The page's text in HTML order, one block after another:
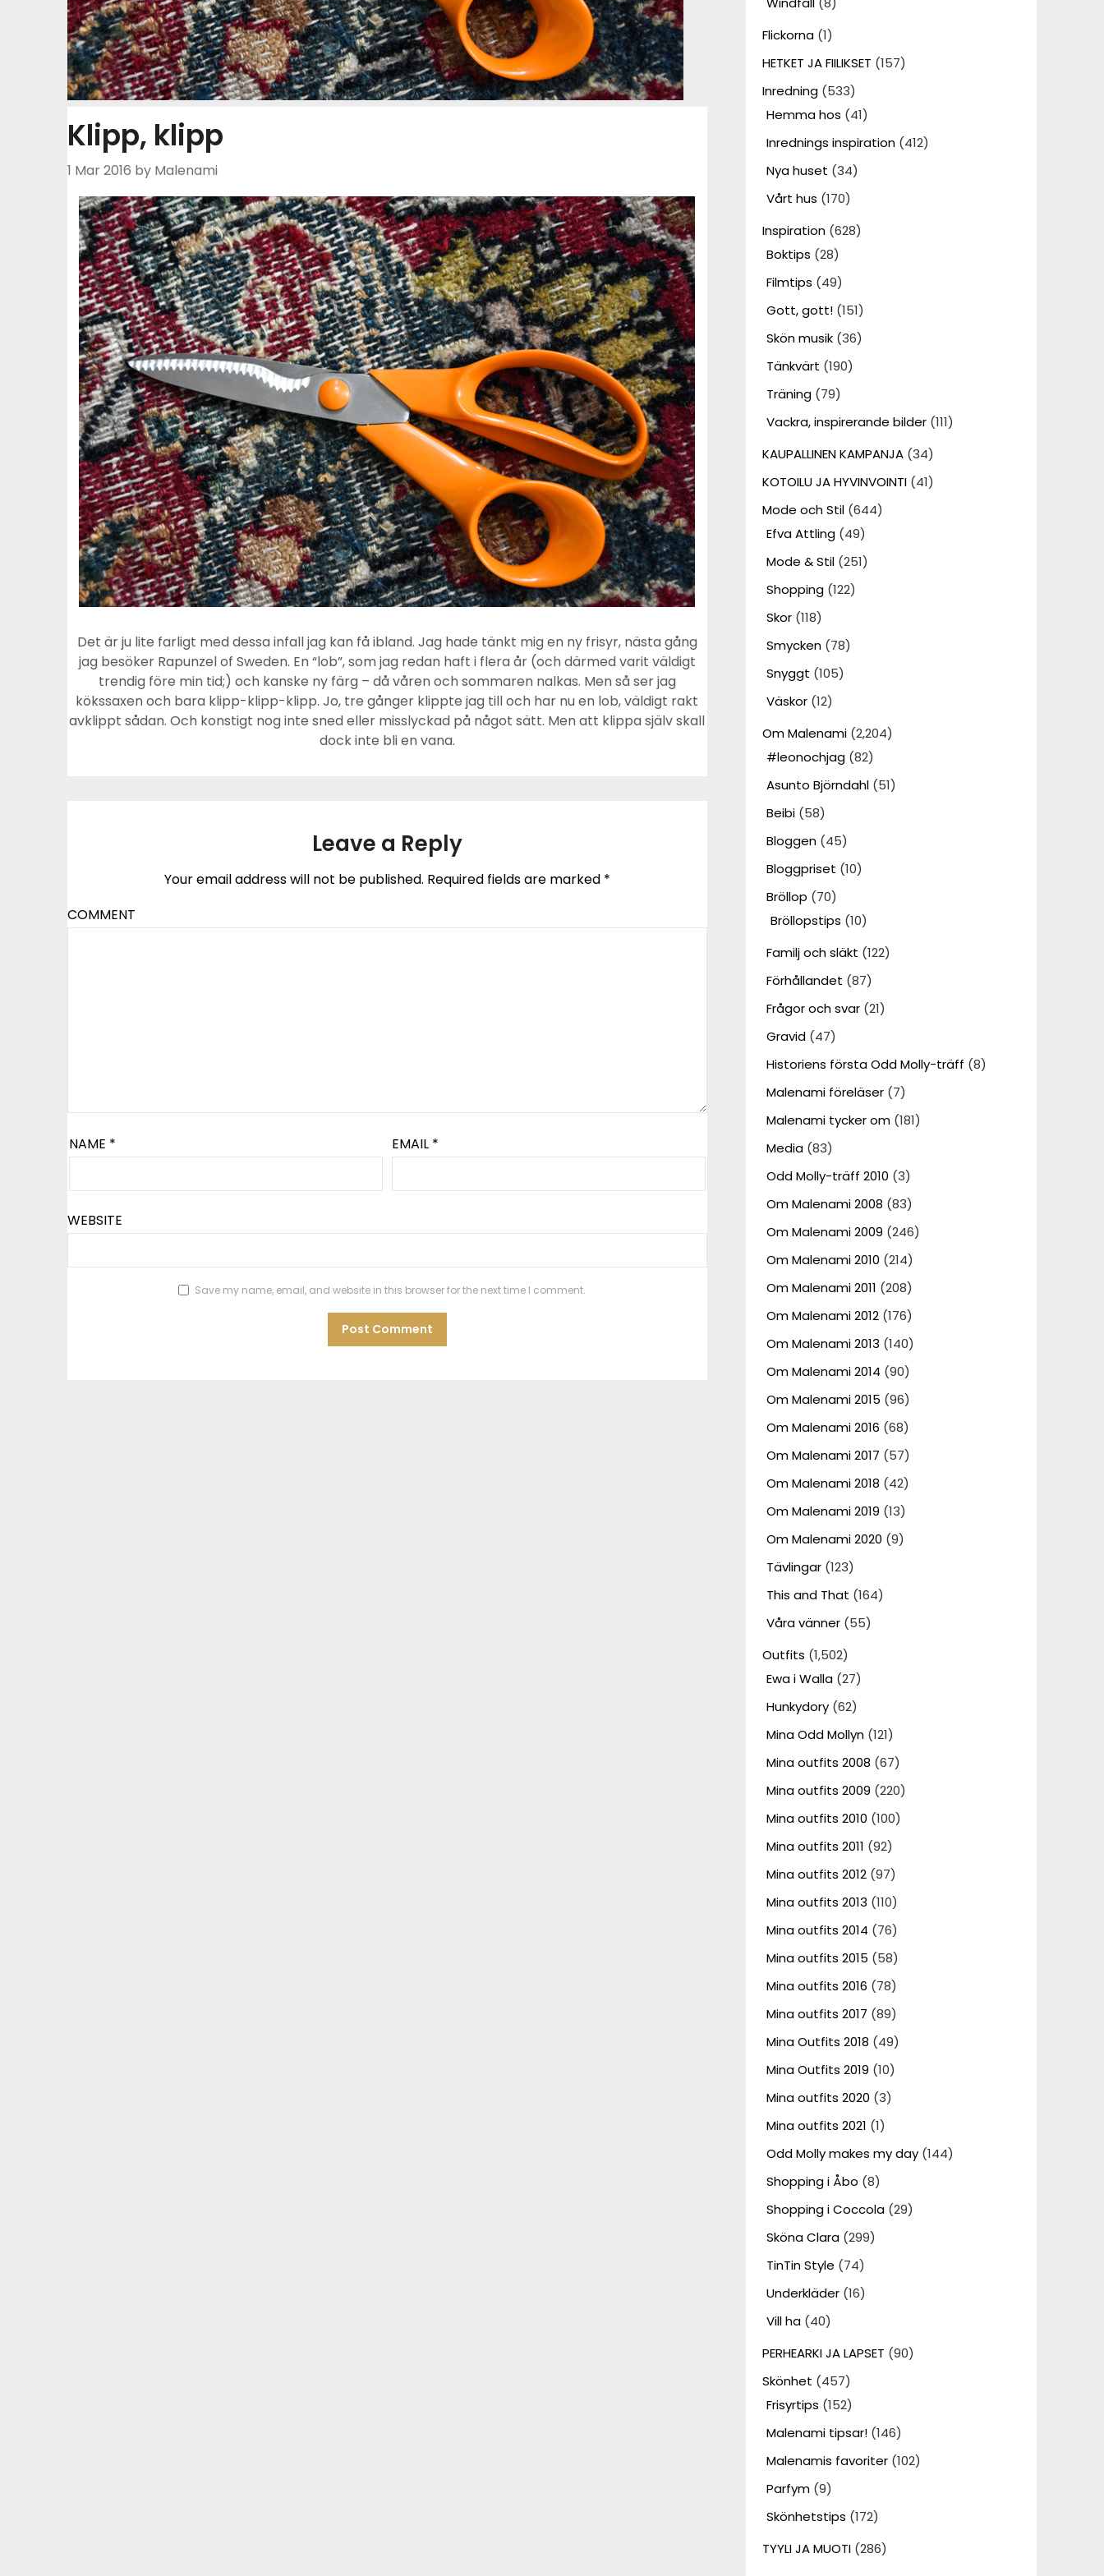
Klipp, klipp
1 Mar 2016 by Malenami
Det är ju lite farligt med dessa infall jag kan få ibland. Jag hade tänkt mig en ny frisyr, nästa gång
jag besöker Rapunzel of Sweden. En “lob”, som jag redan haft i flera år (och därmed varit väldigt
trendig före min tid;) och kanske ny färg – då våren och sommaren nalkas. Men så ser jag
kökssaxen och bara klipp-klipp-klipp. Jo, tre gånger klippte jag till och har nu en lob, väldigt rakt
avklippt sådan. Och konstigt nog inte sned eller misslyckad på något sätt. Men att klippa själv skall
dock inte bli en vana.
Leave a Reply
Your email address will not be published. Required fields are marked *
COMMENT
NAME * EMAIL *
WEBSITE
Save my name, email, and website in this browser for the next time I comment.
Flickorna(1)
HETKET JA FIILIKSET (157)
Inredning(533)
Hemma hos (41)
Inrednings inspiration(412)
Nya huset (34)
Vårt hus (170)
Inspiration(628)
Boktips (28)
Filmtips (49)
Gott, gott!(151)
Skön musik(36)
Tänkvärt (190)
Träning(79)
Vackra, inspirerande bilder(111)
KAUPALLINEN KAMPANJA(34)
KOTOILU JA HYVINVOINTI(41)
Mode och Stil(644)
Efva Attling(49)
Mode & Stil(251)
Shopping(122)
Skor(118)
Smycken(78)
Snyggt (105)
Väskor(12)
Om Malenami(2,204)
#leonochjag(82)
Asunto Björndahl(51)
Beibi(58)
Bloggen(45)
Bloggpriset (10)
Bröllop (70)
Bröllopstips (10)
Familj och släkt (122)
Förhållandet (87)
Frågor och svar(21)
Gravid(47)
Historiens första Odd Molly-träff (8)
Malenami föreläser(7)
Malenami tycker om(181)
Media(83)
Odd Molly-träff 2010 (3)
Om Malenami 2008 (83)
Om Malenami 2009 (246)
Om Malenami 2010 (214)
Om Malenami 2011 (208)
Om Malenami 2012(176)
Om Malenami 2013 (140)
Om Malenami 2014 (90)
Om Malenami 2015 (96)
Om Malenami 2016 (68)
Om Malenami 2017 (57)
Om Malenami 2018 (42)
Om Malenami 2019 (13)
Om Malenami 2020 (9)
Tävlingar(123)
This and That (164)
Våra vänner(55)
Outfits (1,502)
Ewa i Walla(27)
Hunkydory(62)
Mina Odd Mollyn(121)
Mina outfits 2008 (67)
Mina outfits 2009 (220)
Mina outfits 2010 (100)
Mina outfits 2011 (92)
Mina outfits 2012(97)
Mina outfits 2013 (110)
Mina outfits 2014 (76)
Mina outfits 2015 (58)
Mina outfits 2016 (78)
Mina outfits 2017 (89)
Mina Outfits 2018 (49)
Mina Outfits 2019 (10)
Mina outfits 2020 (3)
Mina outfits 2021 (1)
Odd Molly makes my day(144)
Shopping i Åbo (8)
Shopping i Coccola(29)
Sköna Clara(299)
TinTin Style (74)
Underkläder(16)
Vill ha(40)
PERHEARKI JA LAPSET (90)
Skönhet (457)
Frisyrtips (152)
Malenami tipsar!(146)
Malenamis favoriter(102)
Parfym(9)
Skönhetstips (172)
TYYLI JA MUOTI(286)